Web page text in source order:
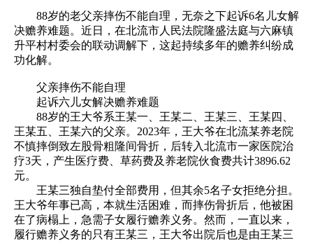
88岁的老父亲摔伤不能自理，无奈之下起诉6名儿女解
决赡养难题。近日，在北流市人民法院隆盛法庭与六麻镇
升平村村委会的联动调解下，这起持续多年的赡养纠纷成
功化解。
父亲摔伤不能自理
起诉六儿女解决赡养难题
88岁的王大爷系王某一、王某二、王某三、王某四、
王某五、王某六的父亲。2023年，王大爷在北流某养老院
不慎摔倒致左股骨粗隆间骨折，后转入北流市一家医院治
疗3天，产生医疗费、草药费及养老院伙食费共计3896.62
元。
王某三独自垫付全部费用，但其余5名子女拒绝分担。
王大爷年事已高，本就生活困难，而摔伤骨折后，他被困
在了病榻上，急需子女履行赡养义务。然而，一直以来，
履行赡养义务的只有王某三，王大爷出院后也是由王某三